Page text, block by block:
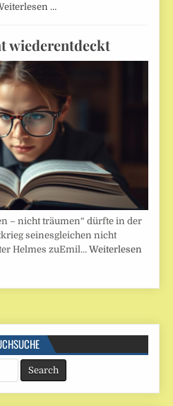
…
wiederentdeckt
– nicht träumen“ dürfte in der
seinesgleichen nicht
Helmes zuEmil…Weiterlesen